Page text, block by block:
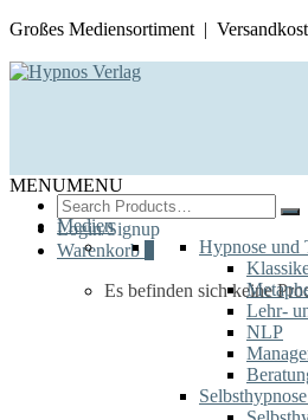
Großes Mediensortiment |
Search
for:
Login/Signup
Warenkorb
Es befinden sich keine
MENUMENU
Medien
Hypnose und
Lehr-
NLP